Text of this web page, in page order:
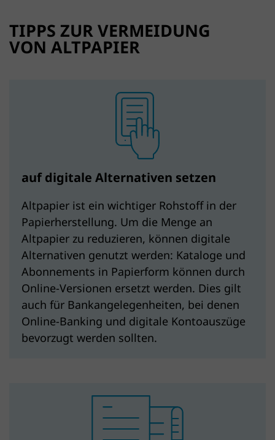
TIPPS ZUR VERMEIDUNG
VON ALTPAPIER
auf digitale Alternativen setzen
Altpapier ist ein wichtiger Rohstoff in der
Papierherstellung. Um die Menge an
Altpapier zu reduzieren, können digitale
Alternativen genutzt werden: Kataloge und
Abonnements in Papierform können durch
Online-Versionen ersetzt werden. Dies gilt
auch für Bank­angelegen­heiten, bei denen
Online-Banking und digitale Kontoauszüge
bevorzugt werden sollten.